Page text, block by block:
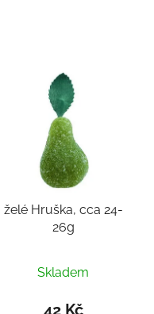
želé Hruška, cca 24-
26g
Skladem
42 Kč